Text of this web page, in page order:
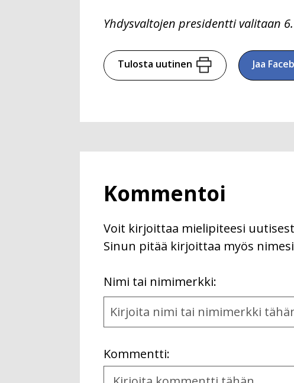
Yhdysvaltojen presidentti valitaan
Tulosta uutinen Jaa
Kommentoi
Voit kirjoittaa mielipiteesi
Sinun pitää kirjoittaa myös
Nimi tai nimimerkki:First
Name
and
Kommentti:
Kommentti